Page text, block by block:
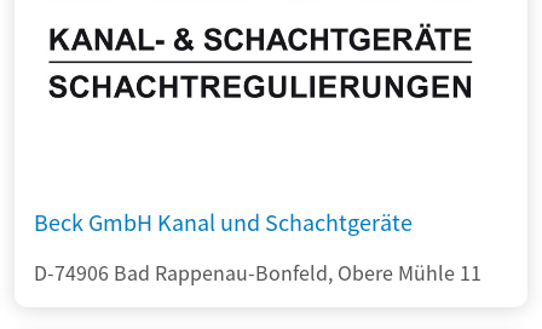
Beck GmbH Kanal und Schachtgeräte
D-74906 Bad Rappenau-Bonfeld, Obere Mühle 11